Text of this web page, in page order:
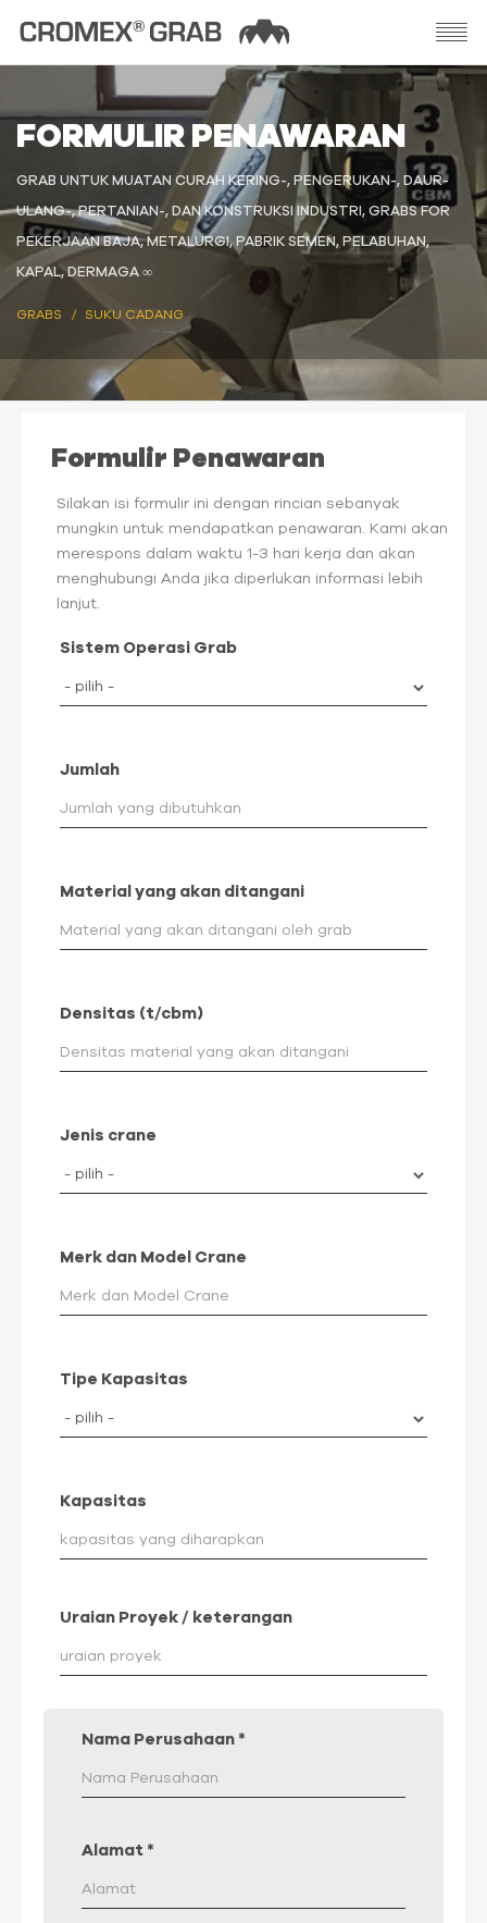
FORMULIR PENAWARAN
GRAB UNTUK MUATAN CURAH KERING-, PENGERUKAN-, DAUR-
ULANG-, PERTANIAN-, DAN KONSTRUKSI INDUSTRI, GRABS FOR
PEKERJAAN BAJA, METALURGI, PABRIK SEMEN, PELABUHAN,
KAPAL, DERMAGA ∞
GRABS SUKU CADANG
Formulir Penawaran
Silakan isi formulir ini dengan rincian sebanyak
mungkin untuk mendapatkan penawaran. Kami akan
merespons dalam waktu 1-3 hari kerja dan akan
menghubungi Anda jika diperlukan informasi lebih
lanjut.
Sistem Operasi Grab
Jumlah
Material yang akan ditangani
Densitas (t/cbm)
Jenis crane
Merk dan Model Crane
Tipe Kapasitas
Kapasitas
Uraian Proyek / keterangan
Nama Perusahaan *
Alamat *